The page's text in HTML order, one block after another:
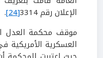
الإعلان رقم 3314
[24]
.
موقف محكمة العدل
العسكرية الأمريكية